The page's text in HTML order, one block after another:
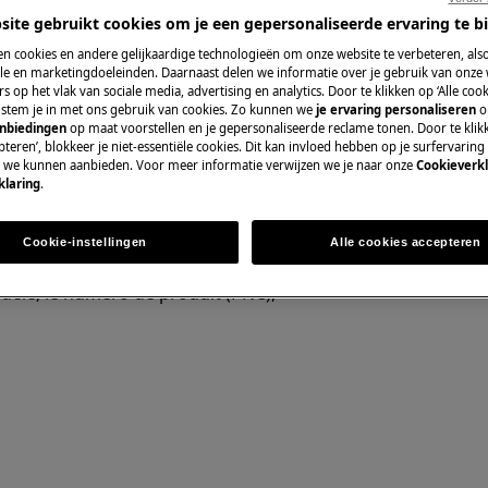
les informations suivantes à
le numéro de produit (PNC),
Pièces
Trouvez dans
détachées
Acheter des
gebruikt cookies om je een gepersonaliseerde ervaring te
cookies en andere gelijkaardige technologieën om onze website te verbeteren,
en marketingdoeleinden. Daarnaast delen we informatie over je gebruik van onze
op het vlak van sociale media, advertising en analytics. Door te klikken op ‘Alle
stem je in met ons gebruik van cookies. Zo kunnen we je ervaring personaliseren
op maat voorstellen en je gepersonaliseerde reclame tonen. Door te
blokkeer je niet-essentiële cookies. Dit kan invloed hebben op je
kunnen aanbieden. Voor meer informatie verwijzen we je naar onze
.
Cookie-instellingen Alle cookies accepteren